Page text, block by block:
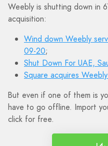
Weebly is shutting down in
acquisition:
Wind down Weebly
09-20;
Shut Down For UAE,
Square acquires
But even if one of them is
have to go offline. Import
click for free.